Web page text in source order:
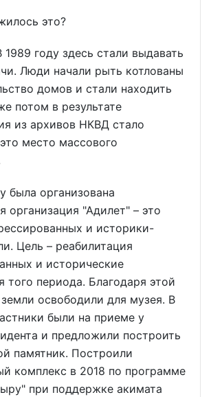
это?
году здесь стали выдавать
Люди начали рыть котлованы
домов и стали находить
потом в результате
из архивов НКВД стало
место массового
была организована
организация "Адилет" – это
и историки-
Цель – реабилитация
и исторические
того периода. Благодаря этой
освободили для музея. В
были на приеме у
и предложили построить
памятник. Построили
комплекс в 2018 по программе
при поддержке акимата